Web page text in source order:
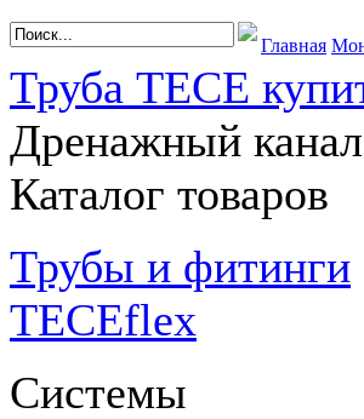
Главная
Труба TECE
Дренажный
Каталог товаров
Трубы и фитинги
TECEflex
Системы